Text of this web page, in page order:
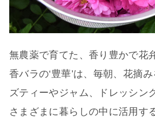
無農薬で育てた、香り豊かで花
香バラの‘豊華’は、毎朝、花摘
ズティーやジャム、ドレッシン
さまざまに暮らしの中に活用す